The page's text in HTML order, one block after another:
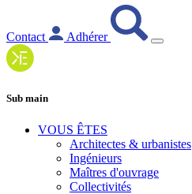
Contact Adhérer
Sub main
VOUS ÊTES
Architectes & urbanistes
Ingénieurs
Maîtres d'ouvrage
Collectivités